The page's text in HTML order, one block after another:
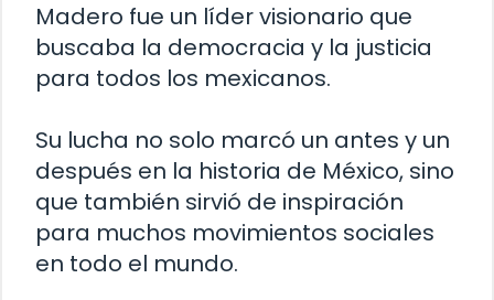
Madero fue un líder visionario que
buscaba la democracia y la justicia
para todos los mexicanos.
Su lucha no solo marcó un antes y un
después en la historia de México, sino
que también sirvió de inspiración
para muchos movimientos sociales
en todo el mundo.